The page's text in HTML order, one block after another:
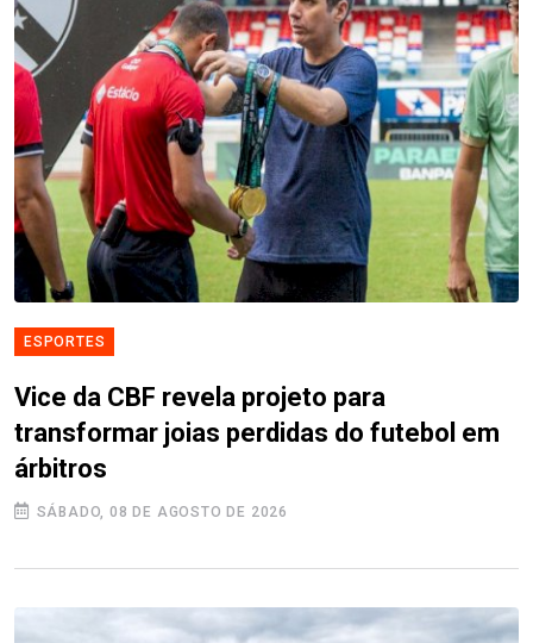
ESPORTES
Vice da CBF revela projeto para
transformar joias perdidas do futebol em
árbitros
SÁBADO, 08 DE AGOSTO DE 2026